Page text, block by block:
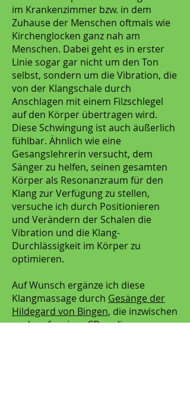
im Krankenzimmer bzw. in dem
Zuhause der Menschen oftmals wie
Kirchenglocken ganz nah am
Menschen. Dabei geht es in erster
Linie sogar gar nicht um den Ton
selbst, sondern um die Vibration, die
von der Klangschale durch
Anschlagen mit einem Filzschlegel
auf den Körper übertragen wird.
Diese Schwingung ist auch äußerlich
fühlbar. Ähnlich wie eine
Gesangslehrerin versucht, dem
Sänger zu helfen, seinen gesamten
Körper als Resonanzraum für den
Klang zur Verfügung zu stellen,
versuche ich durch Positionieren
und Verändern der Schalen die
Vibration und die Klang-
Durchlässigkeit im Körper zu
optimieren.
Auf Wunsch ergänze ich diese
Klangmassage durch Gesänge der
Hildegard von Bingen, die inzwischen
auch auf meiner CD vorliegen.